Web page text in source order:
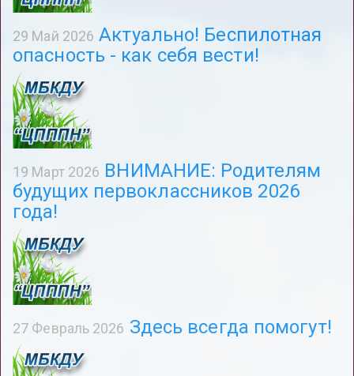
29 Май 2026 Актуально! Беспилотная
опасность - как себя вести!
19 Март 2026 ВНИМАНИЕ: Родителям
будущих первоклассников 2026
года!
27 Февраль 2026 Здесь всегда помогут!